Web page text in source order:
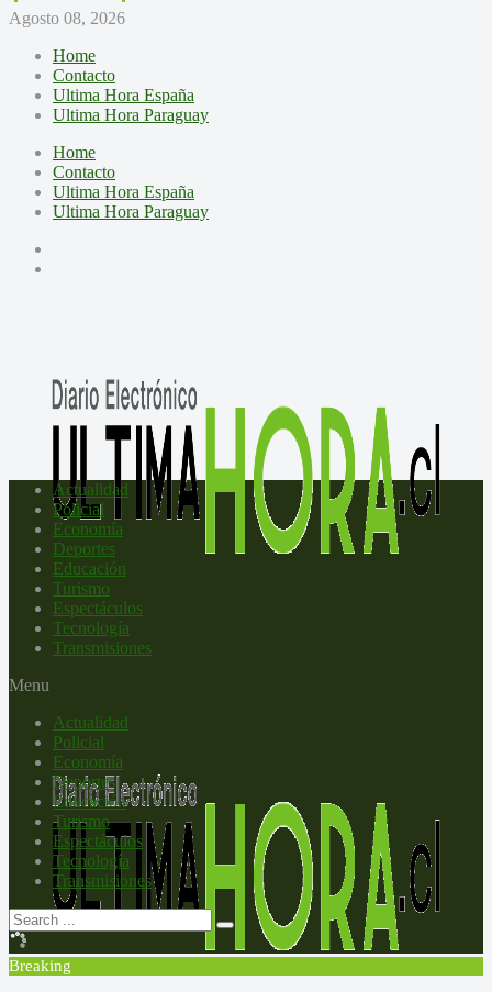
Agosto 08, 2026
Home
Contacto
Ultima Hora España
Ultima Hora Paraguay
Home
Contacto
Ultima Hora España
Ultima Hora Paraguay
Actualidad
Policial
Economía
Deportes
Educación
Turismo
Espectáculos
Tecnología
Transmisiones
Menu
Actualidad
Policial
Economía
Deportes
Educación
Turismo
Espectáculos
Tecnología
Transmisiones
Breaking